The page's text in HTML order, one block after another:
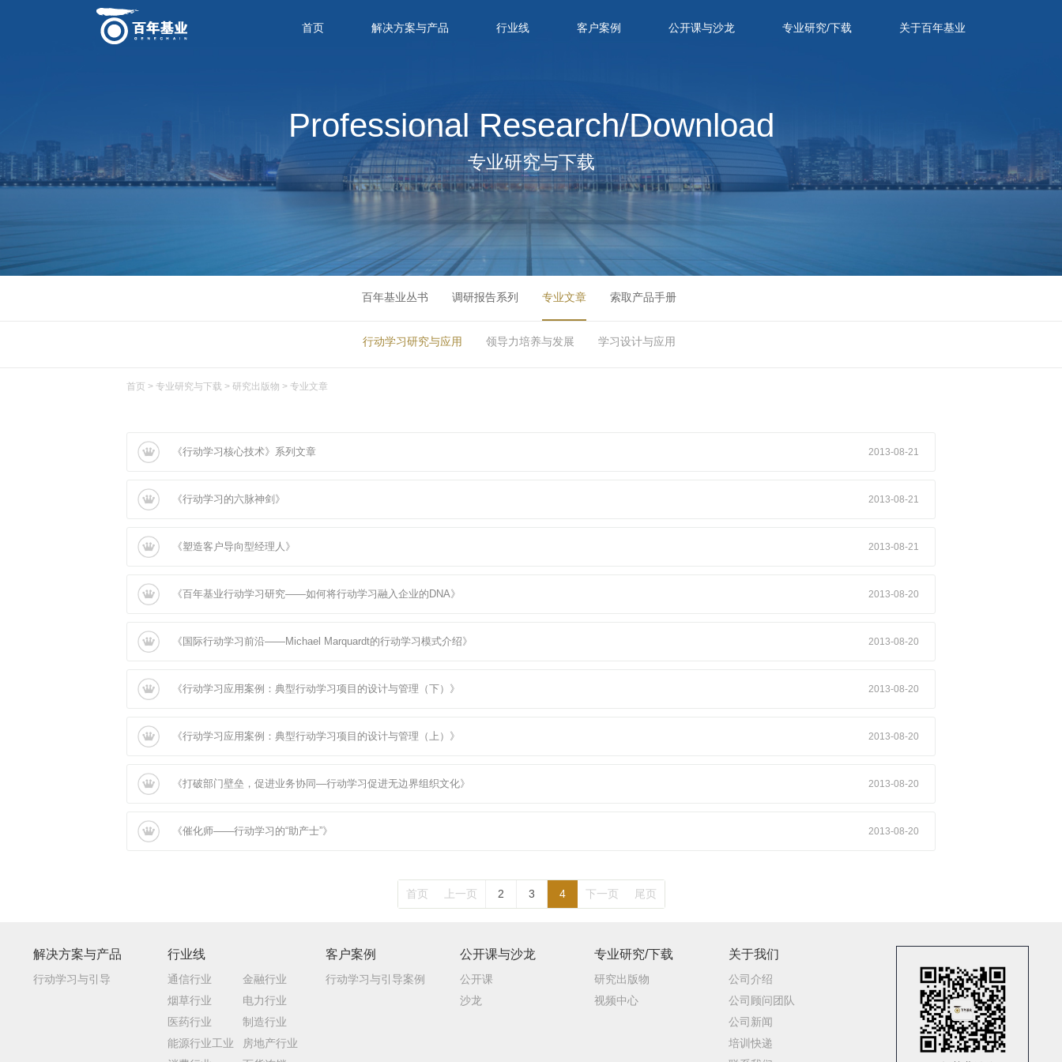
首页 解决方案与产品 行业线 客户案例 公开课与沙龙 专业研究/下载 关于百年基业
Professional Research/Download
专业研究与下载
百年基业丛书 调研报告系列 专业文章 索取产品手册
行动学习研究与应用 领导力培养与发展 学习设计与应用
首页 > 专业研究与下载 > 研究出版物 > 专业文章
2013-08-21
《行动学习核心技术》系列文章
2013-08-21
《行动学习的六脉神剑》
2013-08-21
《塑造客户导向型经理人》
2013-08-20
《百年基业行动学习研究——如何将行动学习融入企业的DNA》
2013-08-20
《国际行动学习前沿——Michael Marquardt的行动学习模式介绍》
2013-08-20
《行动学习应用案例：典型行动学习项目的设计与管理（下）》
2013-08-20
《行动学习应用案例：典型行动学习项目的设计与管理（上）》
2013-08-20
《打破部门壁垒，促进业务协同—行动学习促进无边界组织文化》
2013-08-20
《催化师——行动学习的“助产士”》
首页 上一页 2 3 4 下一页 尾页
解决方案与产品
行动学习与引导
行业线
通信行业
金融行业
烟草行业
电力行业
医药行业
制造行业
能源行业工业
房地产行业
客户案例
行动学习与引导案例
公开课与沙龙
公开课
沙龙
专业研究/下载
研究出版物
视频中心
关于我们
公司介绍
公司顾问团队
公司新闻
培训快递